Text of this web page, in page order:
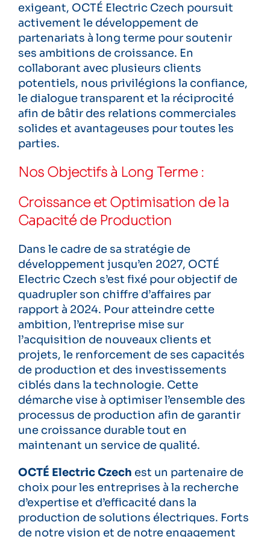
exigeant, OCTÉ Electric Czech poursuit
activement le développement de
partenariats à long terme pour soutenir
ses ambitions de croissance. En
collaborant avec plusieurs clients
potentiels, nous privilégions la confiance,
le dialogue transparent et la réciprocité
afin de bâtir des relations commerciales
solides et avantageuses pour toutes les
parties.
Nos Objectifs à Long Terme :
Croissance et Optimisation de la
Capacité de Production
Dans le cadre de sa stratégie de
développement jusqu’en 2027, OCTÉ
Electric Czech s’est fixé pour objectif de
quadrupler son chiffre d’affaires par
rapport à 2024. Pour atteindre cette
ambition, l’entreprise mise sur
l’acquisition de nouveaux clients et
projets, le renforcement de ses capacités
de production et des investissements
ciblés dans la technologie. Cette
démarche vise à optimiser l’ensemble des
processus de production afin de garantir
une croissance durable tout en
maintenant un service de qualité.
OCTÉ Electric Czech est un partenaire de
choix pour les entreprises à la recherche
d’expertise et d’efficacité dans la
production de solutions électriques. Forts
de notre vision et de notre engagement